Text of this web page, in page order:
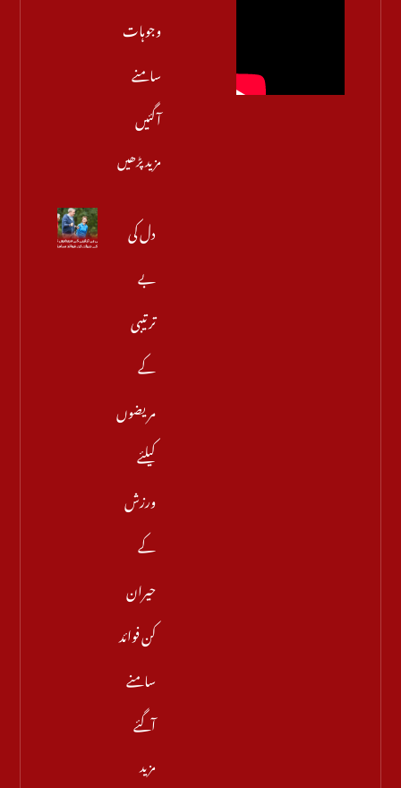
وجوہات
سامنے
آگئیں
مزید پڑھیں
دل کی
بے
ترتیبی
کے
مریضوں
کیلئے
ورزش
کے
حیران
کن فوائد
سامنے
آگئے
مزید